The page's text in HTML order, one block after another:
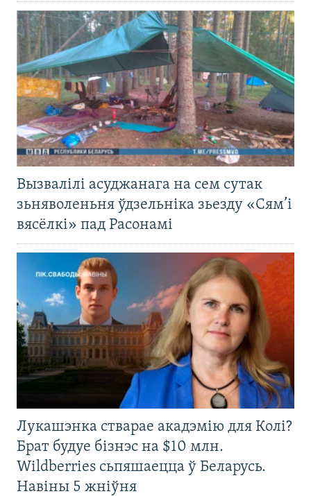
Вызвалілі асуджанага на сем сутак
зьняволеньня ўдзельніка зьезду «Сям’і
вясёлкі» пад Расонамі
Лукашэнка стварае акадэмію для Колі?
Брат будуе бізнэс на $10 млн.
Wildberries сьпяшаецца ў Беларусь.
Навіны 5 жніўня